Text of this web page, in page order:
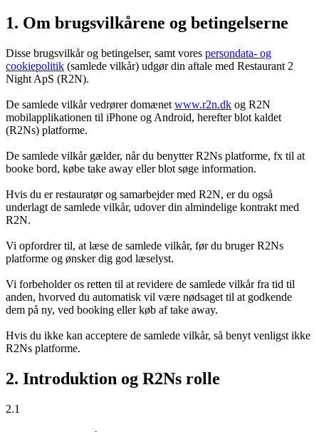
1. Om brugsvilkårene og betingelserne
Disse brugsvilkår og betingelser, samt vores persondata- og
cookiepolitik (samlede vilkår) udgør din aftale med Restaurant 2
Night ApS (R2N).
De samlede vilkår vedrører domænet www.r2n.dk og R2N
mobilapplikationen til iPhone og Android, herefter blot kaldet
(R2Ns) platforme.
De samlede vilkår gælder, når du benytter R2Ns platforme, fx til at
booke bord, købe take away eller blot søge information.
Hvis du er restauratør og samarbejder med R2N, er du også
underlagt de samlede vilkår, udover din almindelige kontrakt med
R2N.
Vi opfordrer til, at læse de samlede vilkår, før du bruger R2Ns
platforme og ønsker dig god læselyst.
Vi forbeholder os retten til at revidere de samlede vilkår fra tid til
anden, hvorved du automatisk vil være nødsaget til at godkende
dem på ny, ved booking eller køb af take away.
Hvis du ikke kan acceptere de samlede vilkår, så benyt venligst ikke
R2Ns platforme.
2. Introduktion og R2Ns rolle
2.1